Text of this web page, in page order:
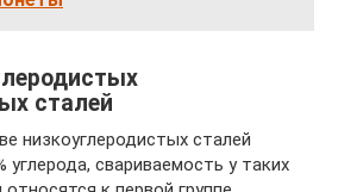
сталей
низкоуглеродистых сталей
углерода, свариваемость у таких